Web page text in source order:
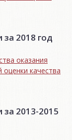
2018 год
оказания
оценки качества
2013-2015